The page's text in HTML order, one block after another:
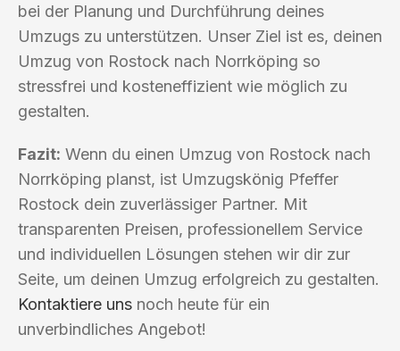
bei der Planung und Durchführung deines
Umzugs zu unterstützen. Unser Ziel ist es, deinen
Umzug von Rostock nach Norrköping so
stressfrei und kosteneffizient wie möglich zu
gestalten.
Fazit: Wenn du einen Umzug von Rostock nach
Norrköping planst, ist Umzugskönig Pfeffer
Rostock dein zuverlässiger Partner. Mit
transparenten Preisen, professionellem Service
und individuellen Lösungen stehen wir dir zur
Seite, um deinen Umzug erfolgreich zu gestalten.
Kontaktiere uns noch heute für ein
unverbindliches Angebot!